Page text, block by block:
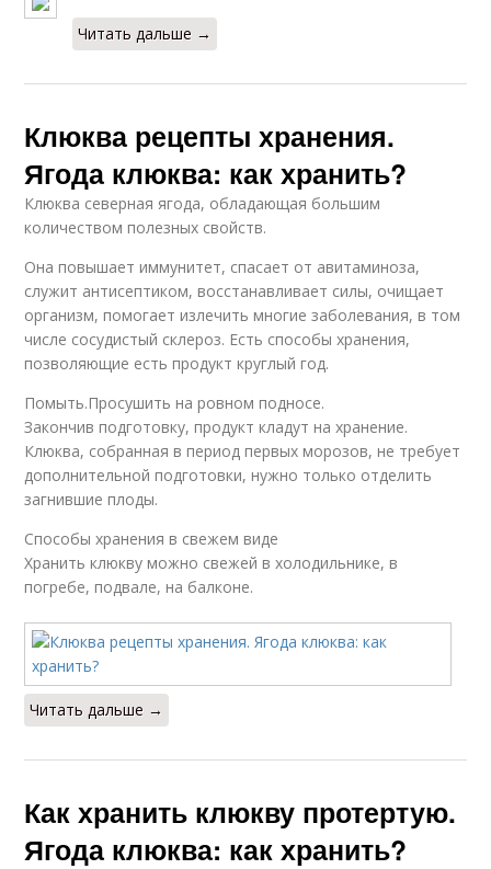
Читать дальше →
Клюква рецепты хранения.
Ягода клюква: как хранить?
Клюква северная ягода, обладающая большим
количеством полезных свойств.
Она повышает иммунитет, спасает от авитаминоза,
служит антисептиком, восстанавливает силы, очищает
организм, помогает излечить многие заболевания, в том
числе сосудистый склероз. Есть способы хранения,
позволяющие есть продукт круглый год.
Помыть.Просушить на ровном подносе.
Закончив подготовку, продукт кладут на хранение.
Клюква, собранная в период первых морозов, не требует
дополнительной подготовки, нужно только отделить
загнившие плоды.
Способы хранения в свежем виде
Хранить клюкву можно свежей в холодильнике, в
погребе, подвале, на балконе.
Читать дальше →
Как хранить клюкву протертую.
Ягода клюква: как хранить?